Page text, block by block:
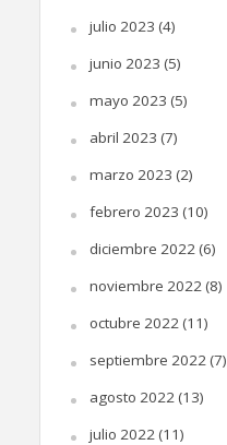
julio 2023 (4)
junio 2023 (5)
mayo 2023 (5)
abril 2023 (7)
marzo 2023 (2)
febrero 2023 (10)
diciembre 2022(6)
noviembre 2022(8)
octubre 2022(11)
septiembre 2022(7)
agosto 2022(13)
julio 2022(11)